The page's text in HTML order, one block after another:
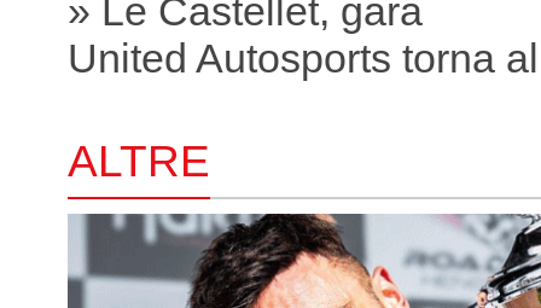
» Le Castellet, gara
United Autosports torna
ALTRE